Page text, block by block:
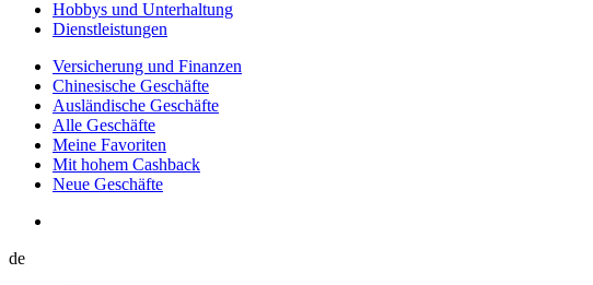
Hobbys und Unterhaltung
Dienstleistungen
Versicherung und Finanzen
Chinesische Geschäfte
Ausländische Geschäfte
Alle Geschäfte
Meine Favoriten
Mit hohem Cashback
Neue Geschäfte
de